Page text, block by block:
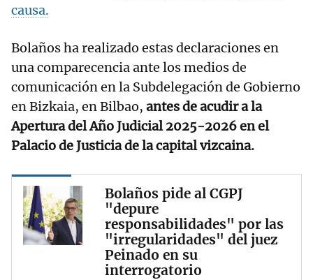
causa.
Bolaños ha realizado estas declaraciones en
una comparecencia ante los medios de
comunicación en la Subdelegación de Gobierno
en Bizkaia, en Bilbao, antes de acudir a la
Apertura del Año Judicial 2025-2026 en el
Palacio de Justicia de la capital vizcaina.
Bolaños pide al CGPJ
"depure
responsabilidades" por las
"irregularidades" del juez
Peinado en su
interrogatorio